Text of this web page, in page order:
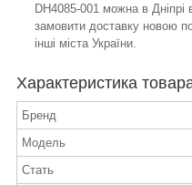
DH4085-001 можна в
замовити доставку новою
інші міста України.
Характеристика
Бренд
Модель
Стать